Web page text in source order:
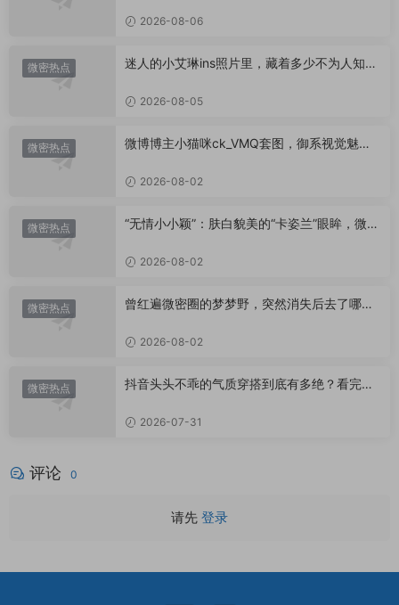
2026-08-06
微密热点
迷人的小艾琳ins照片里，藏着多少不为人知的
2026-08-05
微密热点
微博博主小猫咪ck_VMQ套图，御系视觉魅力
2026-08-02
微密热点
“无情小小颖”：肤白貌美的“卡姿兰”眼眸，微密
2026-08-02
微密热点
曾红遍微密圈的梦梦野，突然消失后去了哪
2026-08-02
微密热点
抖音头头不乖的气质穿搭到底有多绝？看完想
2026-07-31
评论 0
请先 登录